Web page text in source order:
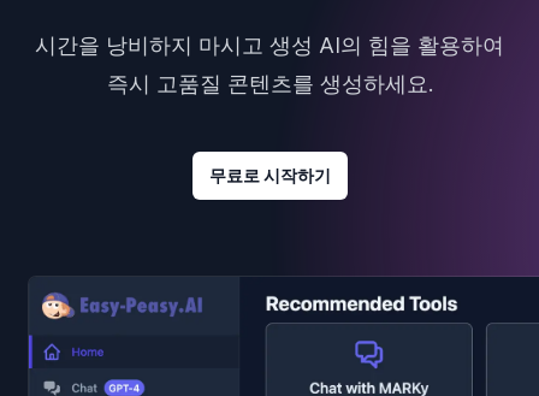
시간을 낭비하지 마시고 생성 AI의 힘을 활용하여
즉시 고품질 콘텐츠를 생성하세요.
무료로 시작하기